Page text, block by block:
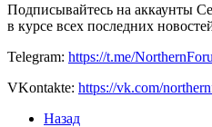
Подписывайтесь на аккаунты
в курсе всех последних
Telegram: https://t.me/
VKontakte: https://vk.com/
Назад